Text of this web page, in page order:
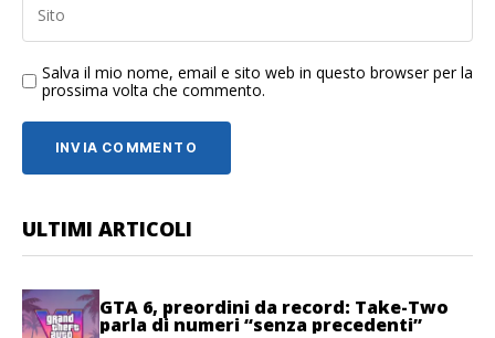
Salva il mio nome, email e sito web in questo browser per la
prossima volta che commento.
ULTIMI ARTICOLI
GTA 6, preordini da record: Take-Two
parla di numeri “senza precedenti”